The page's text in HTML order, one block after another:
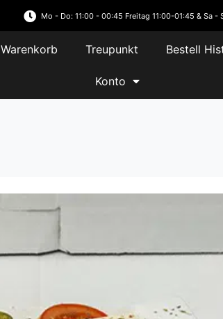
Mo - Do: 11:00 - 00:45 Freitag 11:00-01:45 & Sa -
Warenkorb Treupunkt Bestell
Konto